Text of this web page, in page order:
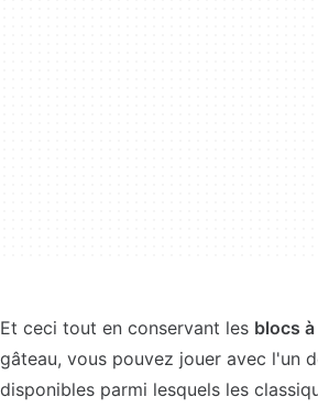
Et ceci tout en conservant les blocs
gâteau, vous pouvez jouer avec l'un
disponibles parmi lesquels les